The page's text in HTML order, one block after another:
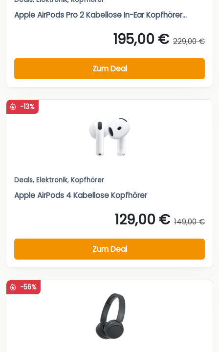
Apple AirPods Pro 2 Kabellose In-Ear Kopfhörer...
195,00 € 229,00 €
Zum Deal
-13%
Deals, Elektronik, Kopfhörer
Apple AirPods 4 Kabellose Kopfhörer
129,00 € 149,00 €
Zum Deal
-56%